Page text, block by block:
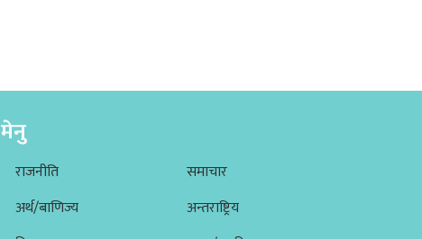
मेनु
राजनीति
अर्थ/बाणिज्य
समाचार
अन्तराष्ट्रिय